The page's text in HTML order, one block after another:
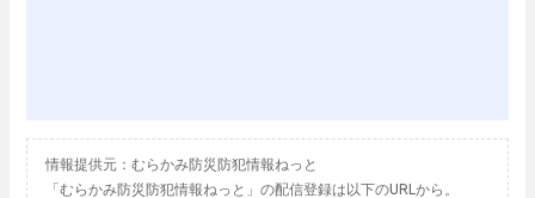
情報提供元：むらかみ防災防犯情報ねっと
「むらかみ防災防犯情報ねっと」の配信登録は以下のURLから。